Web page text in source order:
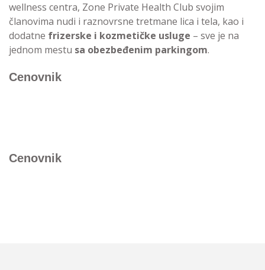
wellness centra, Zone Private Health Club svojim
članovima nudi i raznovrsne tretmane lica i tela, kao i
dodatne frizerske i kozmetičke usluge – sve je na
jednom mestu sa obezbeđenim parkingom.
Cenovnik
Cenovnik